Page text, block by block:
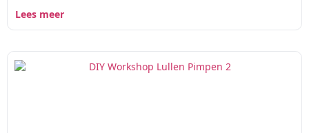
Lees meer